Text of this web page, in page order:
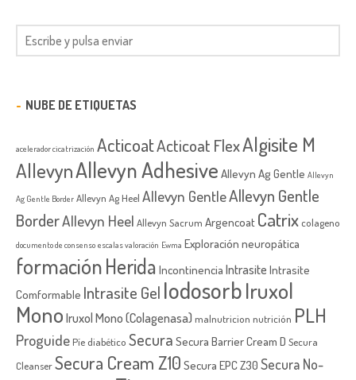
NUBE DE ETIQUETAS
acelerador cicatrización ActicoatActicoat FlexAlgisite M
AllevynAllevyn Adhesive Allevyn Ag Gentle Allevyn
Ag Gentle Border Allevyn Ag Heel Allevyn GentleAllevyn Gentle
BorderAllevyn Heel Allevyn Sacrum Argencoat Catrix colageno
documento de consenso escalas valoración Ewma Exploración neuropática
formaciónHerida Incontinencia Intrasite Intrasite
Comformable Intrasite Gel IodosorbIruxol
MonoIruxol Mono (Colagenasa) malnutricion nutrición PLH
Proguide Píe diabético Secura Secura Barrier Cream D Secura
CleanserSecura Cream Z10 Secura EPC Z30 Secura No-